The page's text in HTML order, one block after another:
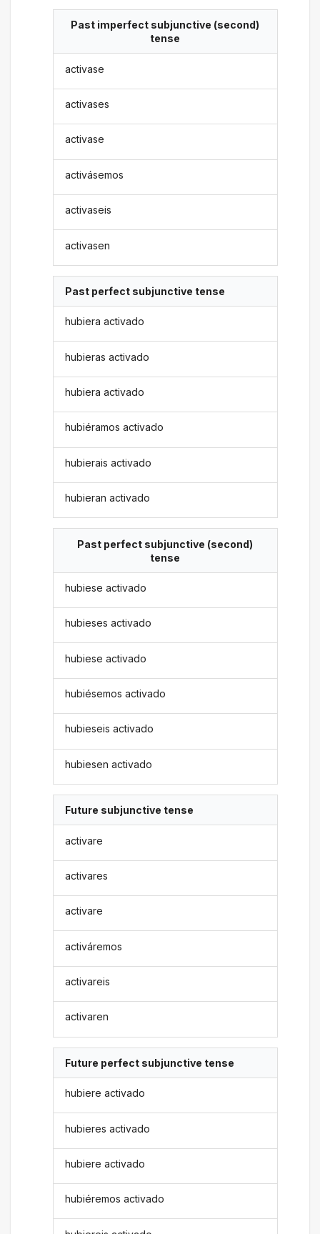
Past imperfect subjunctive (second)
tense
activase
activases
activase
activásemos
activaseis
activasen
Past perfect subjunctive tense
hubiera activado
hubieras activado
hubiera activado
hubiéramos activado
hubierais activado
hubieran activado
Past perfect subjunctive (second)
tense
hubiese activado
hubieses activado
hubiese activado
hubiésemos activado
hubieseis activado
hubiesen activado
Future subjunctive tense
activare
activares
activare
activáremos
activareis
activaren
Future perfect subjunctive tense
hubiere activado
hubieres activado
hubiere activado
hubiéremos activado